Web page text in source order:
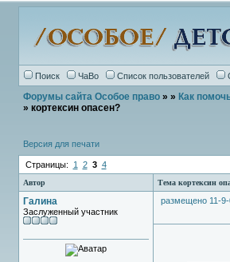
Поиск ЧаВо Список пользователей
Форумы сайта Особое право» » Как
» кортексин опасен?
Версия для печати
Страницы: 1 2 3 4
Автор Тема кортексин
Галина
Заслуженный участник
размещено 11-9-